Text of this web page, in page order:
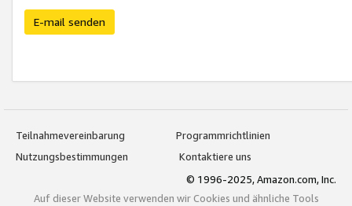
E-mail senden
Teilnahmevereinbarung
Programmrichtlinien
Nutzungsbestimmungen
Kontaktiere uns
© 1996-2025, Amazon.com, Inc.
Auf dieser Website verwenden wir Cookies und ähnliche Tools